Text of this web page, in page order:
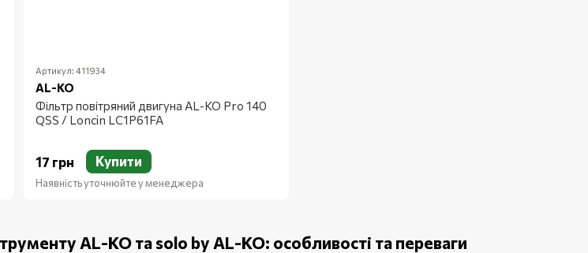
AL-KO та solo by AL-KO: особливості та переваги
Артикул: 411934
AL-KO
Фільтр повітряний двигуна AL-KO Pro 140
QSS / Loncin LC1P61FA
17 грн Купити
Наявність уточнюйте у менеджера